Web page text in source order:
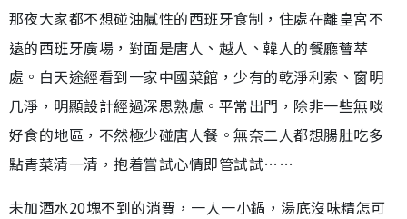
那夜大家都不想碰油膩性的西班牙食制，住處在離皇宮不
遠的西班牙廣場，對面是唐人、越人、韓人的餐廳薈萃
處。白天途經看到一家中國菜館，少有的乾淨利索、窗明
几淨，明顯設計經過深思熟慮。平常出門，除非一些無啖
好食的地區，不然極少碰唐人餐。無奈二人都想腸肚吃多
點青菜清一清，抱着嘗試心情即管試試……
未加酒水20塊不到的消費，一人一小鍋，湯底沒味精怎可